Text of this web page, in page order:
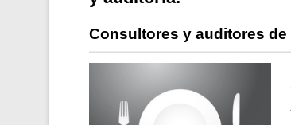
Consultores y auditores de